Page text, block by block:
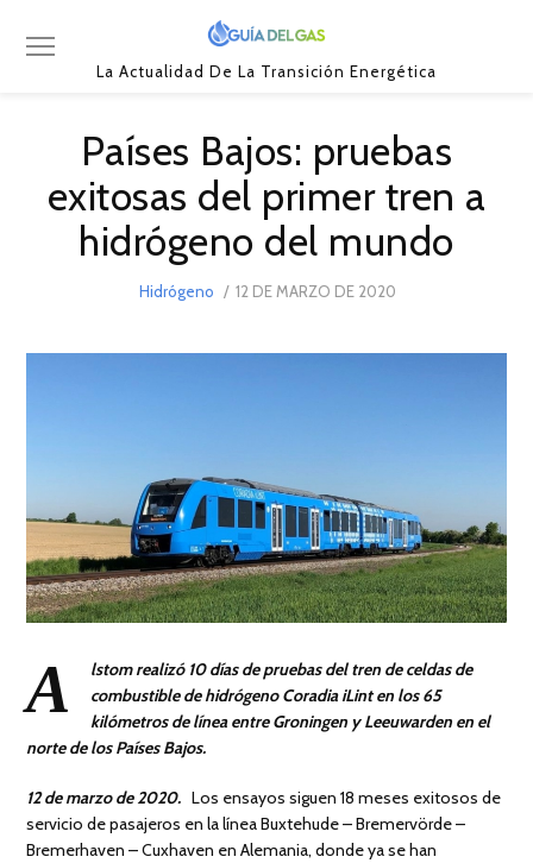
La Actualidad De La Transición Energética
Países Bajos: pruebas
exitosas del primer tren a
hidrógeno del mundo
Hidrógeno
POSTED
12 DE MARZO DE 2020
A
lstom realizó 10 días de pruebas del tren de celdas de
combustible de hidrógeno Coradia iLint en los 65
kilómetros de línea entre Groningen y Leeuwarden en el
norte de los Países Bajos.
12 de marzo de 2020. Los ensayos siguen 18 meses exitosos de
servicio de pasajeros en la línea Buxtehude – Bremervörde –
Bremerhaven – Cuxhaven en Alemania, donde ya se han